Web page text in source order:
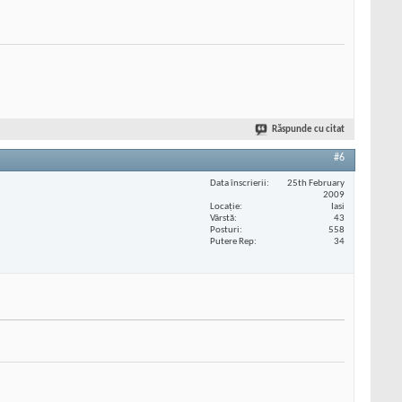
Răspunde cu citat
#6
Data înscrierii
25th February
2009
Locaţie
Iasi
Vârstă
43
Posturi
558
Putere Rep
34